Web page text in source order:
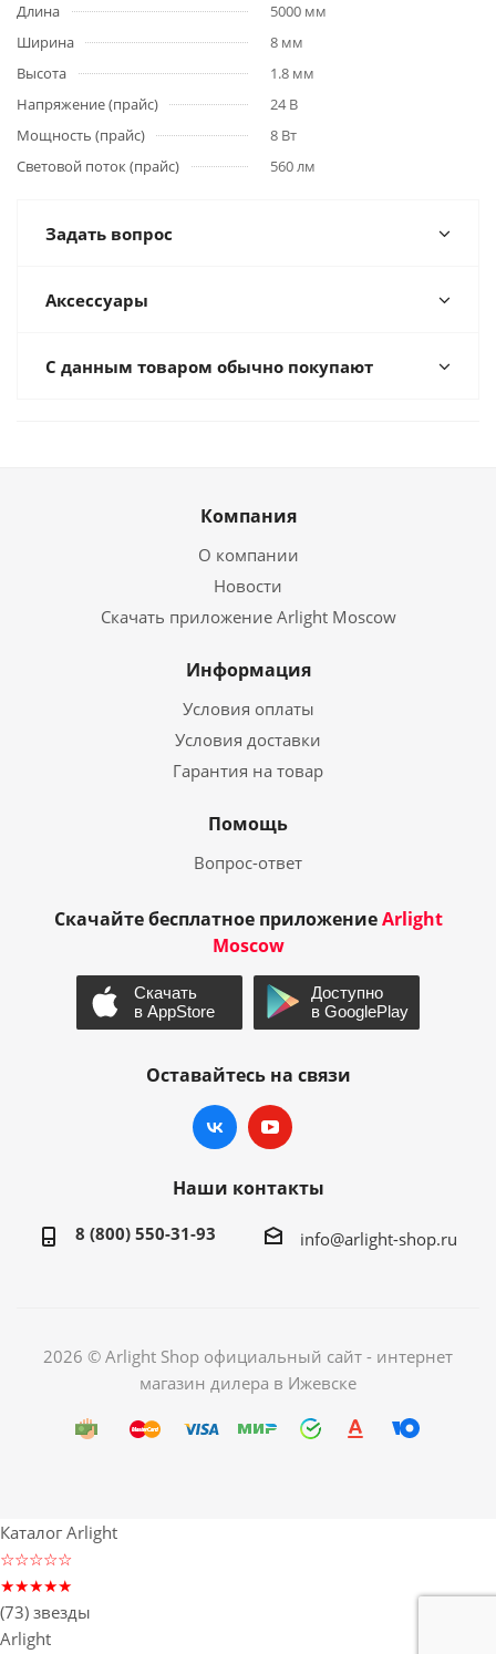
Длина
5000 мм
Ширина
8 мм
Высота
1.8 мм
Напряжение (прайс)
24 В
Мощность (прайс)
8 Вт
Световой поток (прайс)
560 лм
Задать вопрос
Аксессуары
С данным товаром обычно покупают
Компания
О компании
Новости
Скачать приложение Arlight Moscow
Информация
Условия оплаты
Условия доставки
Гарантия на товар
Помощь
Вопрос-ответ
Скачайте бесплатное приложениеArlight
Moscow
Оставайтесь на связи
Наши контакты
8 (800) 550-31-93 info@arlight-shop.ru
2026 © Arlight Shop официальный сайт - интернет
магазин дилера в Ижевске
Каталог Arlight
☆☆☆☆☆
★★★★★
(73) звезды
Arlight